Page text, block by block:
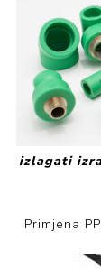
izlagati
Primjena